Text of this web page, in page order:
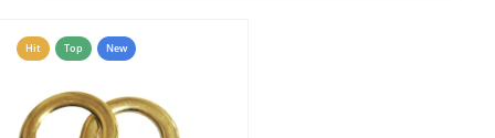
Hit Top New